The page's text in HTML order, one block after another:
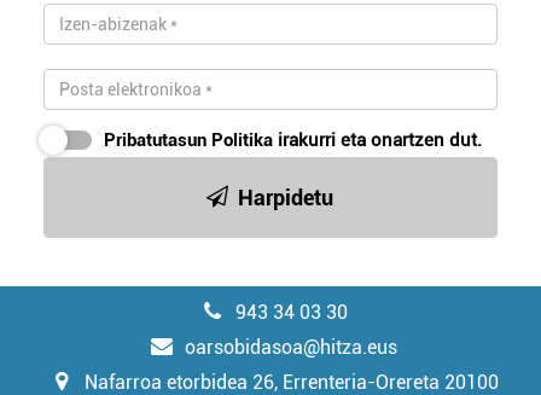
Pribatutasun Politika irakurri eta onartzen dut.
Harpidetu
943 34 03 30
oarsobidasoa@hitza.eus
Nafarroa etorbidea 26, Errenteria-Orereta 20100